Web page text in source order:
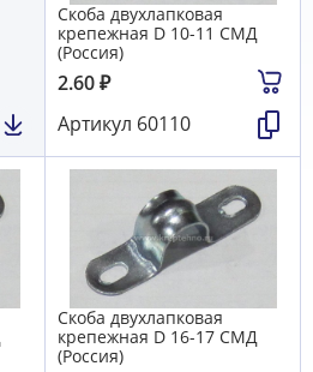
Скоба двухлапковая
крепежная D 10-11 СМД
(Россия)
2.60₽
Артикул 60110
Скоба двухлапковая
крепежная D 16-17 СМД
(Россия)